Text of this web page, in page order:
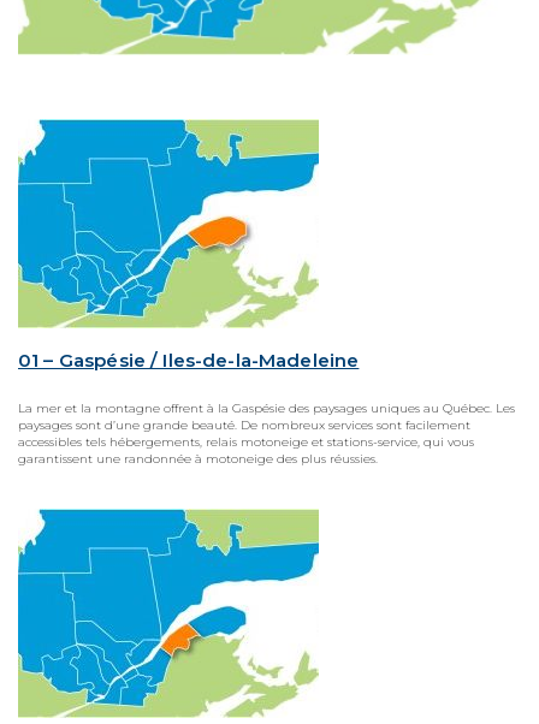
01 – Gaspésie / Iles-de-la-Madeleine
La mer et la montagne offrent à la Gaspésie des paysages uniques au Québec. Les
paysages sont d’une grande beauté. De nombreux services sont facilement
accessibles tels hébergements, relais motoneige et stations-service, qui vous
garantissent une randonnée à motoneige des plus réussies.